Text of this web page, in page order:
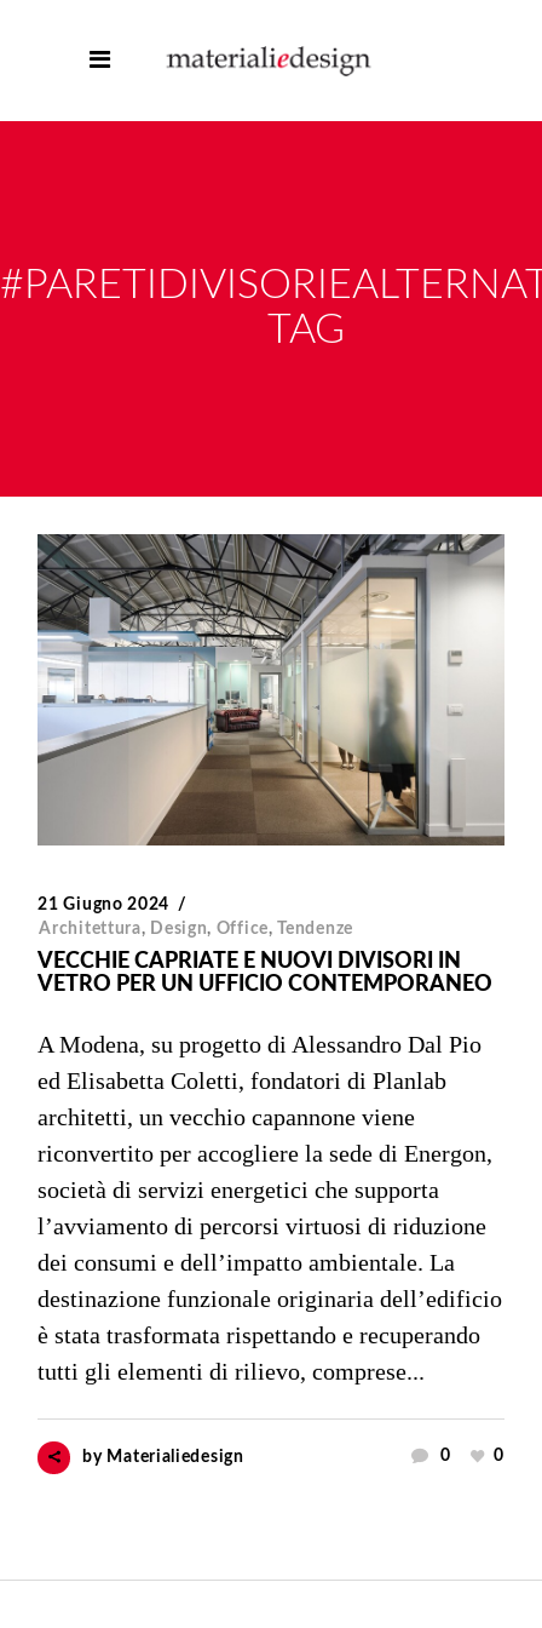
TAG
21 Giugno 2024
Architettura, Design, Office,Tendenze
VECCHIE CAPRIATE E NUOVI DIVISORI IN
VETRO PER UN UFFICIO CONTEMPORANEO
A Modena, su progetto di Alessandro Dal Pio
ed Elisabetta Coletti, fondatori di Planlab
architetti, un vecchio capannone viene
riconvertito per accogliere la sede di Energon,
società di servizi energetici che supporta
l’avviamento di percorsi virtuosi di riduzione
dei consumi e dell’impatto ambientale. La
destinazione funzionale originaria dell’edificio
è stata trasformata rispettando e recuperando
tutti gli elementi di rilievo, comprese...
by Materialiedesign 0 0